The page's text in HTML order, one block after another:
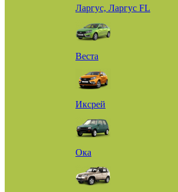
Ларгус, Ларгус FL
Веста
Иксрей
Ока